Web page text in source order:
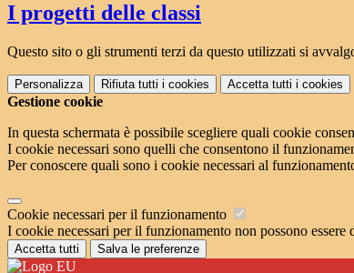
I progetti delle classi
Questo sito o gli strumenti terzi da questo utilizzati si
Personalizza Rifiuta tutti i cookies Accetta tutti i cookies
Gestione cookie
In questa schermata è possibile scegliere quali cookie
I cookie necessari sono quelli che consentono il
Per conoscere quali sono i cookie necessari al
Cookie necessari per il funzionamento
I cookie necessari per il funzionamento non possono
Accetta tutti Salva le preferenze